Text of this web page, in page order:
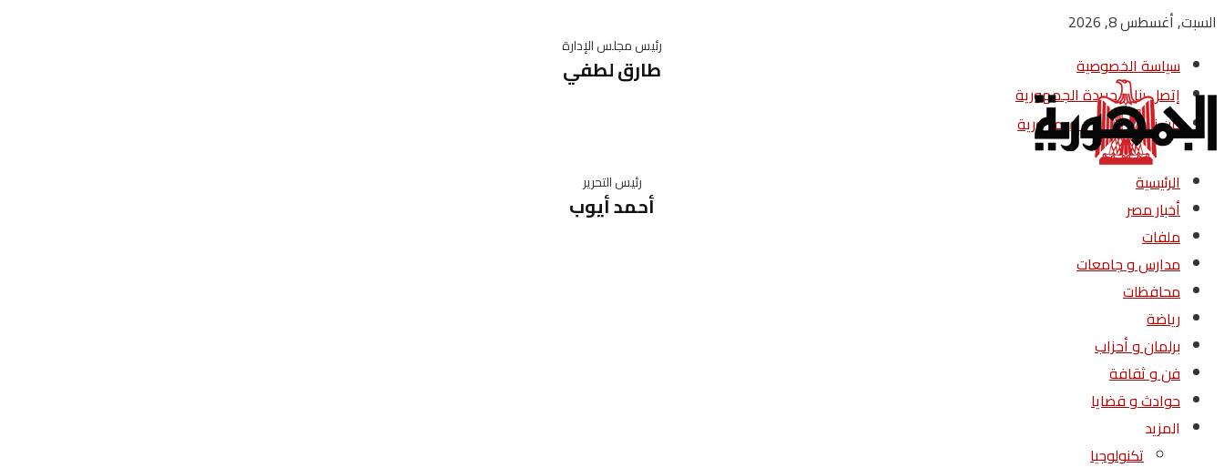
السبت, أغسطس 8, 2026
سياسة الخصوصية
إتصل بنا – جريدة الجمهورية
من نحن – جريدة الجمهورية
رئيس مجلس الإدارة
طارق لطفي
رئيس التحرير
أحمد أيوب
الرئيسية
أخبار مصر
ملفات
مدارس و جامعات
محافظات
رياضة
برلمان و أحزاب
فن و ثقافة
حوادث و قضايا
المزيد
تكنولوجيا